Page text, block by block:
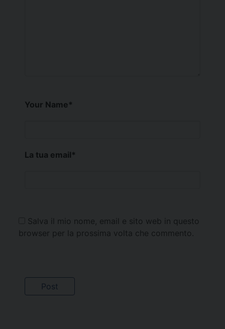
Your Name*
La tua email*
Salva il mio nome, email e sito web in questo
browser per la prossima volta che commento.